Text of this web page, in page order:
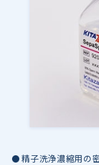
精子洗浄濃縮用の